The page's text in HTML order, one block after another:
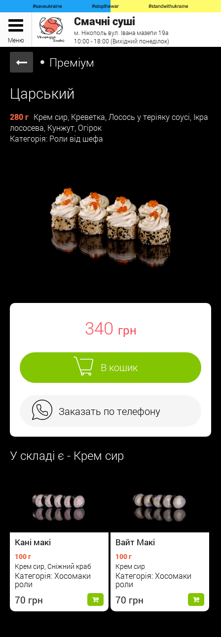
Меню
Смачні суші
м. Нікополь вул. Івана мазепи 19а
10:00 - 18:00 (Вихідний понеділок)
Преміум
Царський
280 г Крем сир, Креветка, Лосось у теріяку соусі, Ікра
лососева, Кунжут, Огірок
Категорія: Роли від шефа
340
В кошик
Заказать по телефону
У складі є - Крем сир
Кані макі
100 г
Крем сир, Сніжний краб
Категорія: Хосомаки
роли
70
Вайт Макі
100 г
Крем сир
Категорія: Хосомаки
роли
70